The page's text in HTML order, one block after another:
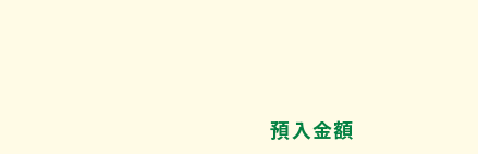
預入金額